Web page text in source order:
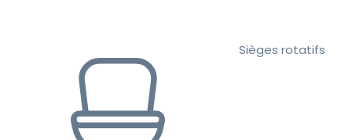
Sièges rotatifs